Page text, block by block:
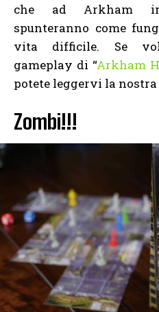
che ad Arkham
spunteranno come
vita difficile. Se
gameplay di “Arkham
potete leggervi la nostra
Zombi!!!